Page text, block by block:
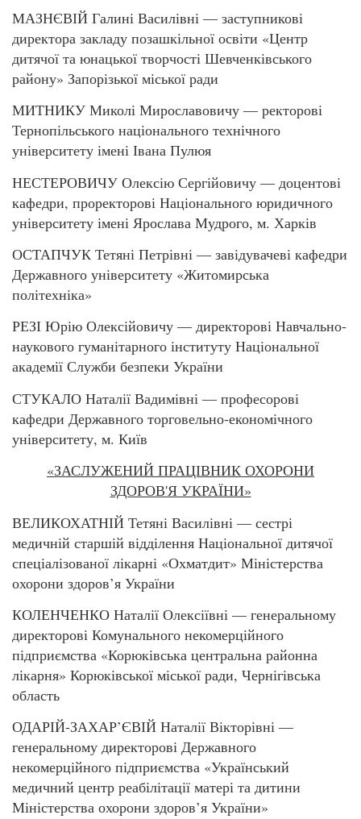
МАЗНЄВІЙ Галині Василівні — заступникові
директора закладу позашкільної освіти «Центр
дитячої та юнацької творчості Шевченківського
району» Запорізької міської ради
МИТНИКУ Миколі Мирославовичу — ректорові
Тернопільського національного технічного
університету імені Івана Пулюя
НЕСТЕРОВИЧУ Олексію Сергійовичу — доцентові
кафедри, проректорові Національного юридичного
університету імені Ярослава Мудрого, м. Харків
ОСТАПЧУК Тетяні Петрівні — завідувачеві кафедри
Державного університету «Житомирська
політехніка»
РЕЗІ Юрію Олексійовичу — директорові Навчально-
наукового гуманітарного інституту Національної
академії Служби безпеки України
СТУКАЛО Наталії Вадимівні — професорові
кафедри Державного торговельно-економічного
університету, м. Київ
«ЗАСЛУЖЕНИЙ ПРАЦІВНИК ОХОРОНИ
ЗДОРОВ'Я УКРАЇНИ»
ВЕЛИКОХАТНІЙ Тетяні Василівні — сестрі
медичній старшій відділення Національної дитячої
спеціалізованої лікарні «Охматдит» Міністерства
охорони здоров’я України
КОЛЕНЧЕНКО Наталії Олексіївні — генеральному
директорові Комунального некомерційного
підприємства «Корюківська центральна районна
лікарня» Корюківської міської ради, Чернігівська
область
ОДАРІЙ-ЗАХАР’ЄВІЙ Наталії Вікторівні —
генеральному директорові Державного
некомерційного підприємства «Український
медичний центр реабілітації матері та дитини
Міністерства охорони здоров’я України»